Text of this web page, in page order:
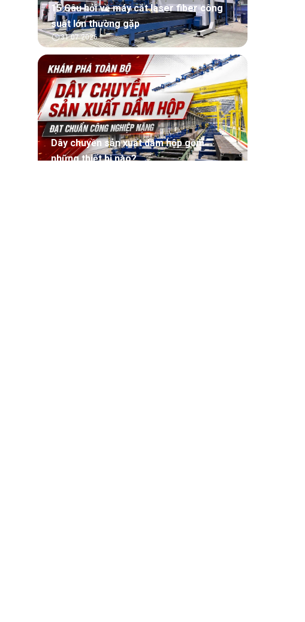
15 Câu hỏi về máy cắt laser fiber công
suất lớn thường gặp
31.07.2026
Dây chuyền sản xuất dầm hộp gồm
những thiết bị nào?